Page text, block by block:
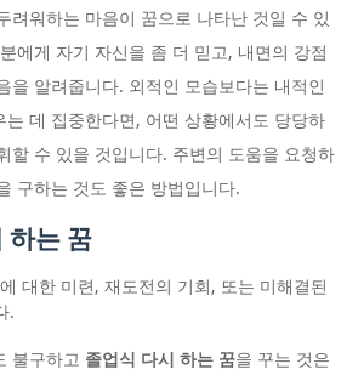
려워하는 마음이 꿈으로 나타난 것일 수 있
에게 자기 자신을 좀 더 믿고, 내면의 강점
을 알려줍니다. 외적인 모습보다는 내적인
는 데 집중한다면, 어떤 상황에서도 당당하
할 수 있을 것입니다. 주변의 도움을 요청하
구하는 것도 좋은 방법입니다.
하는 꿈
대한 미련, 재도전의 기회, 또는 미해결된
.
불구하고 졸업식 다시 하는 꿈을 꾸는 것은